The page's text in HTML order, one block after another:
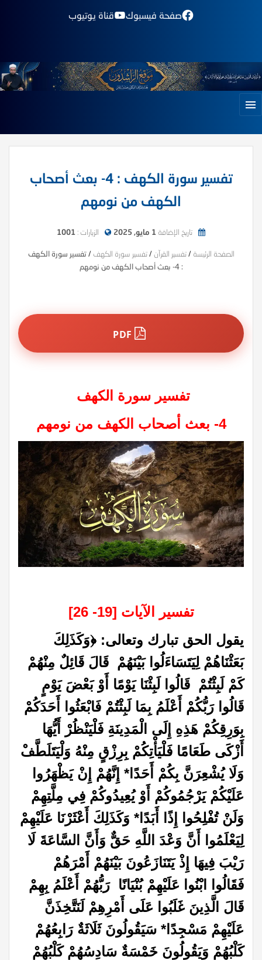
صفحة فيسبوك قناة يوتيوب
تفسير سورة الكهف : 4- بعث أصحاب
الكهف من نومهم
تاريخ الإضافة 1 مايو, 2025 الزيارات : 1001
الصفحة الرئيسة / تفسير القرآن / تفسير سورة الكهف / تفسير سورة الكهف
: 4- بعث أصحاب الكهف من نومهم
تفسير سورة الكهف
4- بعث أصحاب الكهف من نومهم
تفسير الآيات [19- 26]
يقول الحق تبارك وتعالى: ﴿وَكَذَلِكَ
بَعَثْنَاهُمْ لِيَتَسَاءَلُوا بَيْنَهُمْ قَالَ قَائِلٌ مِنْهُمْ
كَمْ لَبِثْتُمْ قَالُوا لَبِثْنَا يَوْمًا أَوْ بَعْضَ يَوْمٍ
قَالُوا رَبُّكُمْ أَعْلَمُ بِمَا لَبِثْتُمْ فَابْعَثُوا أَحَدَكُمْ
بِوَرِقِكُمْ هَذِهِ إِلَى الْمَدِينَةِ فَلْيَنْظُرْ أَيُّهَا
أَزْكَى طَعَامًا فَلْيَأْتِكُمْ بِرِزْقٍ مِنْهُ وَلْيَتَلَطَّفْ
وَلَا يُشْعِرَنَّ بِكُمْ أَحَدًا* إِنَّهُمْ إِنْ يَظْهَرُوا
عَلَيْكُمْ يَرْجُمُوكُمْ أَوْ يُعِيدُوكُمْ فِي مِلَّتِهِمْ
وَلَنْ تُفْلِحُوا إِذًا أَبَدًا* وَكَذَلِكَ أَعْثَرْنَا عَلَيْهِمْ
لِيَعْلَمُوا أَنَّ وَعْدَ اللَّهِ حَقٌّ وَأَنَّ السَّاعَةَ لَا
رَيْبَ فِيهَا إِذْ يَتَنَازَعُونَ بَيْنَهُمْ أَمْرَهُمْ
فَقَالُوا ابْنُوا عَلَيْهِمْ بُنْيَانًا رَبُّهُمْ أَعْلَمُ بِهِمْ
قَالَ الَّذِينَ غَلَبُوا عَلَى أَمْرِهِمْ لَنَتَّخِذَنَّ
عَلَيْهِمْ مَسْجِدًا* سَيَقُولُونَ ثَلَاثَةٌ رَابِعُهُمْ
كَلْبُهُمْ وَيَقُولُونَ خَمْسَةٌ سَادِسُهُمْ كَلْبُهُمْ